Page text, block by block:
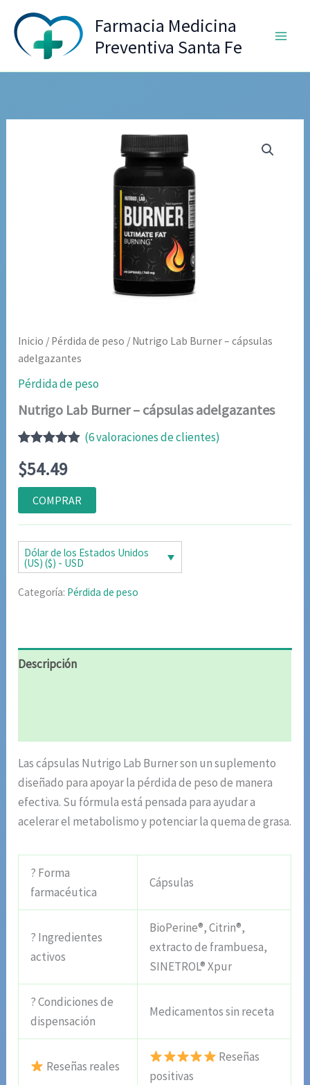
contenido
Farmacia Medicina
Preventiva Santa Fe
Inicio / Pérdida de peso / Nutrigo Lab Burner – cápsulas
adelgazantes
Pérdida de peso
Nutrigo Lab Burner – cápsulas adelgazantes
con4.83de
5 en base
a
valoraciones
de clientes
(6valoraciones de clientes)
$54.49
COMPRAR
Dólar de los Estados Unidos
(US) ($) - USD
Categoría: Pérdida de peso
Descripción
Las cápsulas Nutrigo Lab Burner son un suplemento
diseñado para apoyar la pérdida de peso de manera
efectiva. Su fórmula está pensada para ayudar a
acelerar el metabolismo y potenciar la quema de grasa.
? Forma
farmacéutica
Cápsulas
? Ingredientes
activos
BioPerine®, Citrin®,
extracto de frambuesa,
SINETROL® Xpur
? Condiciones de
dispensación
Medicamentos sin receta
Reseñas reales
Reseñas
positivas